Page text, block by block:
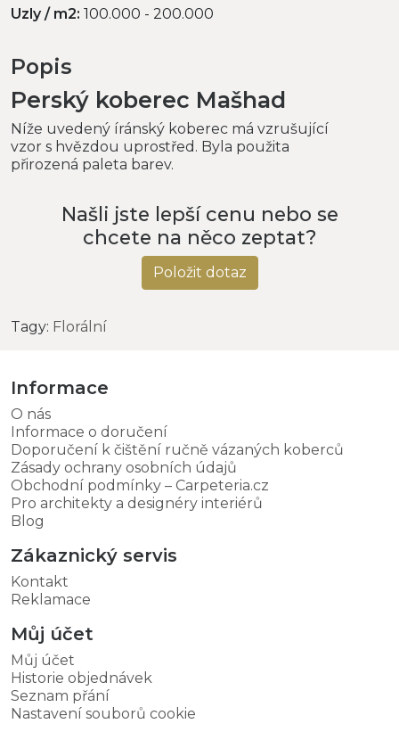
Uzly / m2: 100.000 - 200.000
Popis
Perský koberec Mašhad
Níže uvedený íránský koberec má vzrušující
vzor s hvězdou uprostřed. Byla použita
přirozená paleta barev.
Našli jste lepší cenu nebo se
chcete na něco zeptat?
Položit dotaz
Tagy: Florální
Informace
O nás
Informace o doručení
Doporučení k čištění ručně vázaných koberců
Zásady ochrany osobních údajů
Obchodní podmínky – Carpeteria.cz
Pro architekty a designéry interiérů
Blog
Zákaznický servis
Kontakt
Reklamace
Můj účet
Můj účet
Historie objednávek
Seznam přání
Nastavení souborů cookie